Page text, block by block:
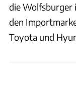
die Wolfsburger
den
Toyota und